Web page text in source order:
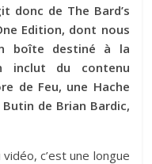
donc de The Bard’s
Edition, dont nous
boîte destiné à la
inclut du contenu
de Feu, une Hache
de Brian Bardic,
c’est une longue